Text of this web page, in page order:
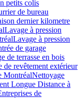
petits colis
de bureau
dernier kilometre
Lavage à pression
Lavage à pression
de garage
de terrasse en bois
de revêtement extérieur
MontréalNettoyage
Longue Distance à
de